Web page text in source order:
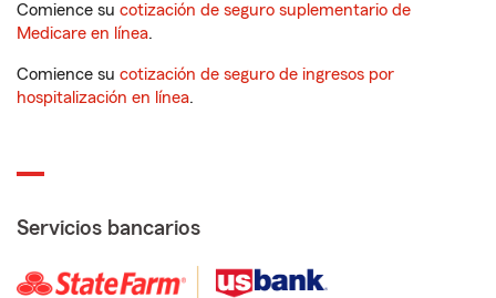
Comience su cotización de seguro suplementario de
Medicare en línea.
Comience su cotización de seguro de ingresos por
hospitalización en línea.
Servicios bancarios